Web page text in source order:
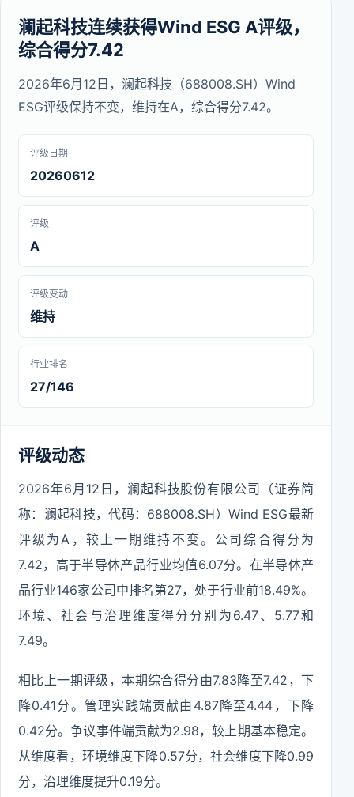
澜起科技连续获得Wind ESG A评级，
综合得分7.42
2026年6月12日，澜起科技（688008.SH）Wind
ESG评级保持不变，维持在A，综合得分7.42。
评级日期
20260612
评级
A
评级变动
维持
行业排名
27/146
评级动态
2026年6月12日，澜起科技股份有限公司（证券简
称：澜起科技，代码：688008.SH）Wind ESG最新
评级为A，较上一期维持不变。公司综合得分为
7.42，高于半导体产品行业均值6.07分。在半导体产
品行业146家公司中排名第27，处于行业前18.49%。
环境、社会与治理维度得分分别为6.47、5.77和
7.49。
相比上一期评级，本期综合得分由7.83降至7.42，下
降0.41分。管理实践端贡献由4.87降至4.44，下降
0.42分。争议事件端贡献为2.98，较上期基本稳定。
从维度看，环境维度下降0.57分，社会维度下降0.99
分，治理维度提升0.19分。